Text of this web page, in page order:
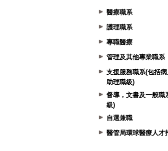
醫療職系
護理職系
專職醫療
管理及其他專業職系
支援服務職系(包括
助理職級)
督導，文書及一般職
級)
自選兼職
醫管局環球醫療人才